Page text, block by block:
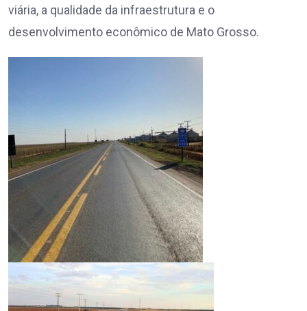
viária, a qualidade da infraestrutura e o
desenvolvimento econômico de Mato Grosso.